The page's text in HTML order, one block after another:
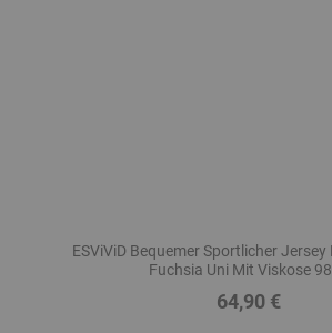
ESViViD Bequemer Sportlicher Jersey
Fuchsia Uni Mit Viskose
Preis
64,90 €